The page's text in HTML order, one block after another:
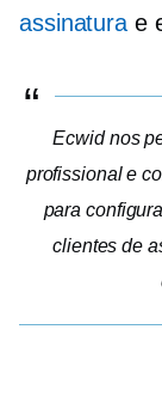
assinaturae
Ecwid nos
profissional e
para
clientes de